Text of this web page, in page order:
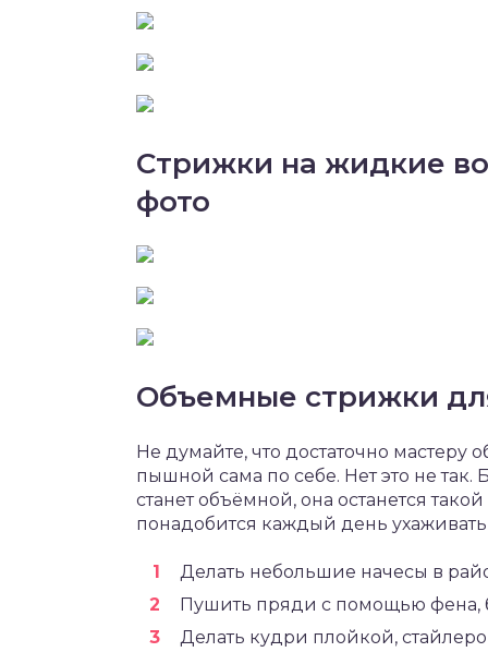
Стрижки на жидкие
фото
Объемные стрижки
Не думайте, что достаточно мастеру
пышной сама по себе. Нет это не
станет объёмной, она останется
понадобится каждый день ухаживать
Делать небольшие начесы в
Пушить пряди с помощью фена,
Делать кудри плойкой,